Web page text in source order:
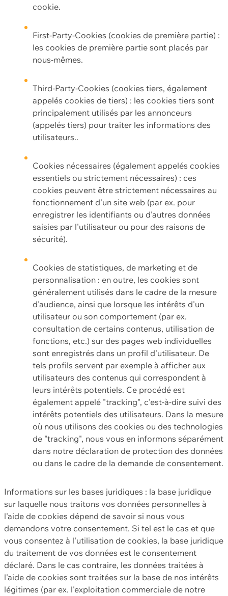
cookie.
First-Party-Cookies (cookies de première partie) :
les cookies de première partie sont placés par
nous-mêmes.
Third-Party-Cookies (cookies tiers, également
appelés cookies de tiers) : les cookies tiers sont
principalement utilisés par les annonceurs
(appelés tiers) pour traiter les informations des
utilisateurs..
Cookies nécessaires (également appelés cookies
essentiels ou strictement nécessaires) : ces
cookies peuvent être strictement nécessaires au
fonctionnement d'un site web (par ex. pour
enregistrer les identifiants ou d'autres données
saisies par l'utilisateur ou pour des raisons de
sécurité).
Cookies de statistiques, de marketing et de
personnalisation : en outre, les cookies sont
généralement utilisés dans le cadre de la mesure
d'audience, ainsi que lorsque les intérêts d'un
utilisateur ou son comportement (par ex.
consultation de certains contenus, utilisation de
fonctions, etc.) sur des pages web individuelles
sont enregistrés dans un profil d'utilisateur. De
tels profils servent par exemple à afficher aux
utilisateurs des contenus qui correspondent à
leurs intérêts potentiels. Ce procédé est
également appelé "tracking", c'est-à-dire suivi des
intérêts potentiels des utilisateurs. Dans la mesure
où nous utilisons des cookies ou des technologies
de "tracking", nous vous en informons séparément
dans notre déclaration de protection des données
ou dans le cadre de la demande de consentement.
Informations sur les bases juridiques : la base juridique
sur laquelle nous traitons vos données personnelles à
l'aide de cookies dépend de savoir si nous vous
demandons votre consentement. Si tel est le cas et que
vous consentez à l'utilisation de cookies, la base juridique
du traitement de vos données est le consentement
déclaré. Dans le cas contraire, les données traitées à
l'aide de cookies sont traitées sur la base de nos intérêts
légitimes (par ex. l'exploitation commerciale de notre